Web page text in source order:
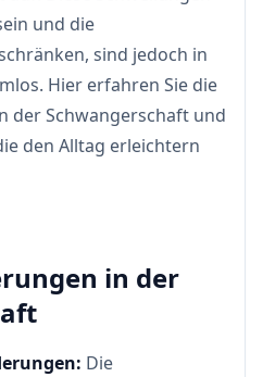
und die
sind jedoch in
Hier erfahren Sie die
der Schwangerschaft und
den Alltag erleichtern
in der
Die